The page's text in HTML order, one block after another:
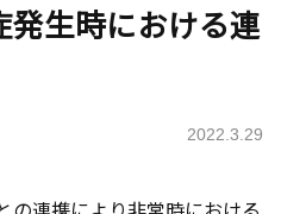
生時における連
2022.3.29